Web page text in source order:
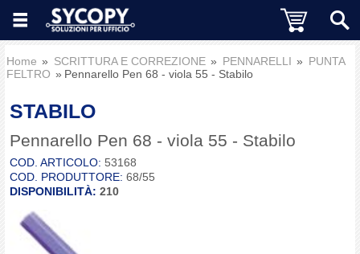
Home SCRITTURA E CORREZIONE PENNARELLI
PUNTA
FELTRO
Pennarello Pen 68 - viola 55 - Stabilo
STABILO
Pennarello Pen 68 - viola 55 - Stabilo
COD. ARTICOLO: 53168
COD. PRODUTTORE: 68/55
DISPONIBILITÀ: 210